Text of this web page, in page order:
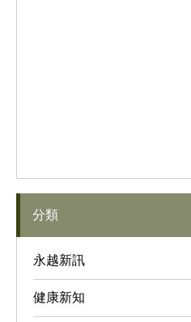
分類
永越新訊
健康新知